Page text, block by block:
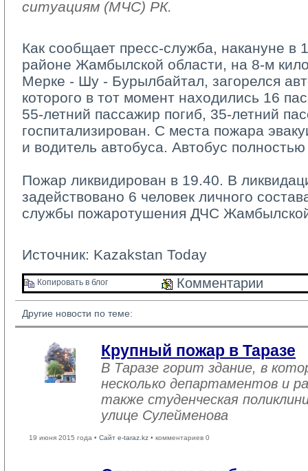
ситуациям (МЧС) РК.
Как сообщает пресс-служба, накануне в
районе Жамбылской области, на 8-м
Мерке - Шу - Бурылбайтал, загорелся
которого в тот момент находились 16
55-летний пассажир погиб, 35-летний
госпитализирован. С места пожара
и водитель автобуса. Автобус
Пожар ликвидирован в 19.40. В
задействовано 6 человек личного
службы пожаротушения ДЧС
Источник: Kazakstan Today
Копировать в блог Комментарии
Другие новости по теме:
Крупный пожар в Таразе
В Таразе горит здание, в
несколько департаментов и
также студенческая
улице Сулейменова
19 июня 2015 года • Сайт e-taraz.kz • комментариев 0